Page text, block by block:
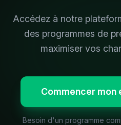
Accédez à notre
des programmes de
maximiser vos
Commencer mon
Besoin d'un programme